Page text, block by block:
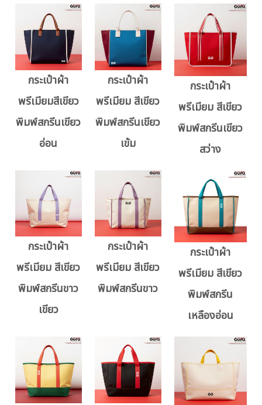
กระเป๋าผ้า
พรีเมียมสีเขียว
พิมพ์สกรีนเขียว
อ่อน
กระเป๋าผ้า
พรีเมียม สีเขียว
พิมพ์สกรีนเขียว
เข้ม
กระเป๋าผ้า
พรีเมียม สีเขียว
พิมพ์สกรีนเขียว
สว่าง
กระเป๋าผ้า
พรีเมียม สีเขียว
พิมพ์สกรีนขาว
เขียว
กระเป๋าผ้า
พรีเมียม สีเขียว
พิมพ์สกรีนขาว
กระเป๋าผ้า
พรีเมียม สีเขียว
พิมพ์สกรีน
เหลืองอ่อน